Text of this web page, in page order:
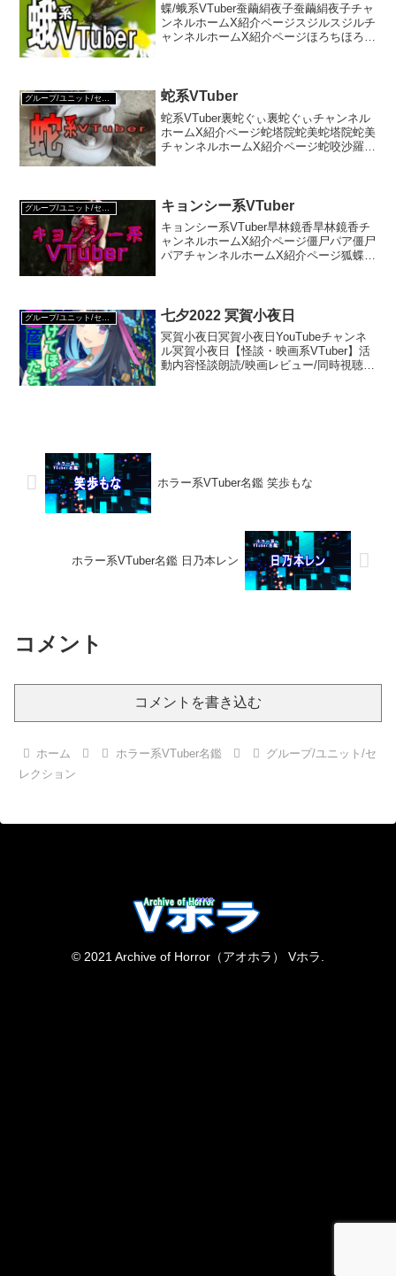
蝶/蛾系VTuber蚕繭絹夜子蚕繭絹夜子チャ
ンネルホームX紹介ページスジルスジルチ
ャンネルホームX紹介ページほろちほろち
グループ/ユニット/セレクション 蛇系VTuber
蛇系VTuber裏蛇ぐぃ裏蛇ぐぃチャンネル
ホームX紹介ページ蛇塔院蛇美蛇塔院蛇美
チャンネルホームX紹介ページ蛇咬沙羅蛇
グループ/ユニット/セレクション キョンシー系VTuber
キョンシー系VTuber旱林鏡香旱林鏡香チ
ャンネルホームX紹介ページ僵尸パア僵尸
パアチャンネルホームX紹介ページ狐蝶ら
ネルホ...
七夕2022 冥賀小夜日
冥賀小夜日冥賀小夜日YouTubeチャンネ
ル冥賀小夜日【怪談・映画系VTuber】活
動内容怪談朗読/映画レビュー/同時視聴
ホラー系VTuber名鑑 笑歩もな
ホラー系VTuber名鑑 日乃本レン
コメント
コメントを書き込む
ホーム ホラー系VTuber名鑑
グループ/ユニット/セ
レクション
© 2021 Archive of Horror（アオホラ） Vホラ.